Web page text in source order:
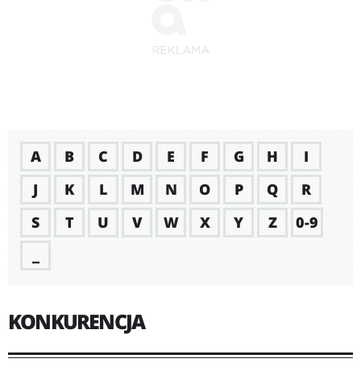
A B C D E F G H
I
J
K L M N O P Q
R
S
T U V W X Y Z
0-9
KONKURENCJA